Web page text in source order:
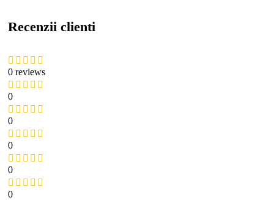
Recenzii clienti
0 reviews
0
0
0
0
0